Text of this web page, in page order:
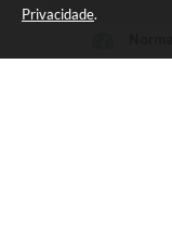
Privacidade.